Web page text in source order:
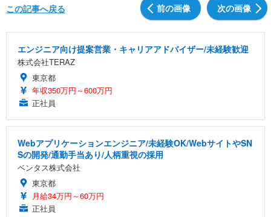
前の画像 次の画像
この記事へ戻る
エンジニア向け提案営業・キャリアアドバイザー/未経験歓迎
株式会社TERAZ
東京都
年収350万円～600万円
正社員
Webアプリケーションエンジニア/未経験OK/WebサイトやSN
Sの開発/通勤手当あり/人柄重視の採用
ベンタス株式会社
東京都
月給34万円～60万円
正社員